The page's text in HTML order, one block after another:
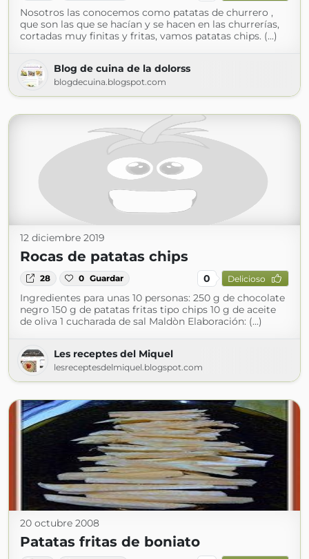
Nosotros las conocemos como patatas de churrero ,
que son las que se hacían y se hacen en las churrerías,
cortadas muy finitas y fritas, vamos patatas chips. (...)
Blog de cuina de la dolorss
blogdecuina.blogspot.com
12 diciembre 2019
Rocas de patatas chips
28 0 Guardar 0 Delicioso
Ingredientes para unas 10 personas: 250 g de chocolate
negro 150 g de patatas fritas tipo chips 10 g de aceite
de oliva 1 cucharada de sal Maldòn Elaboración: (...)
Les receptes del Miquel
lesreceptesdelmiquel.blogspot.com
20 octubre 2008
Patatas fritas de boniato